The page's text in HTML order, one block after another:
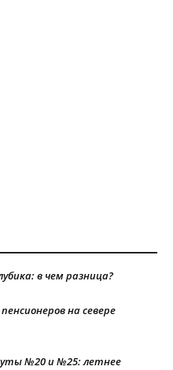
в чем разница?
на севере
№20 и №25: летнее